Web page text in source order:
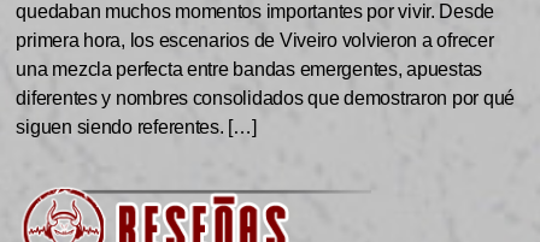
quedaban muchos momentos importantes por vivir. Desde
primera hora, los escenarios de Viveiro volvieron a ofrecer
una mezcla perfecta entre bandas emergentes, apuestas
diferentes y nombres consolidados que demostraron por qué
siguen siendo referentes. […]